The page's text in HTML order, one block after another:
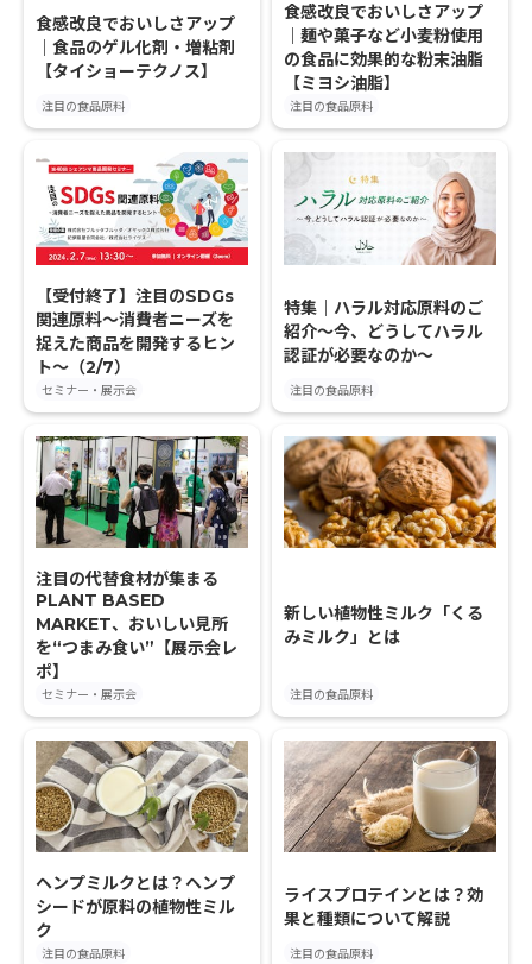
食感改良でおいしさアップ
｜食品のゲル化剤・増粘剤
【タイショーテクノス】
注目の食品原料
食感改良でおいしさアップ
｜麺や菓子など小麦粉使用
の食品に効果的な粉末油脂
【ミヨシ油脂】
注目の食品原料
【受付終了】注目のSDGs
関連原料〜消費者ニーズを
捉えた商品を開発するヒン
ト〜（2/7）
セミナー・展示会
特集｜ハラル対応原料のご
紹介〜今、どうしてハラル
認証が必要なのか〜
注目の食品原料
注目の代替食材が集まる
PLANT BASED
MARKET、おいしい見所
を“つまみ食い”【展示会レ
ポ】
セミナー・展示会
新しい植物性ミルク「くる
みミルク」とは
注目の食品原料
ヘンプミルクとは？ヘンプ
シードが原料の植物性ミル
ク
注目の食品原料
ライスプロテインとは？効
果と種類について解説
注目の食品原料